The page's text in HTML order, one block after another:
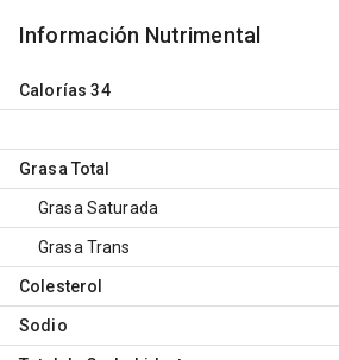
Información Nutrimental
Calorías 34
Grasa Total
Grasa Saturada
Grasa Trans
Colesterol
Sodio